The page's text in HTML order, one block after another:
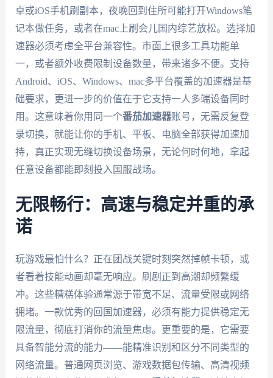
卓或iOS手机刷副本，夜晚回到住所可能打开Windows笔
记本做任务，或者在mac上刷会儿国内综艺放松。选择加
速器必须考虑全平台兼容性。市面上很多工具功能单
一，或者额外收费限制设备数量，带来诸多不便。支持
Android、iOS、Windows、mac多平台覆盖的加速器是基
础要求，更进一步的价值在于它支持一人多端设备同时
用。这意味着你用同一个番茄加速器账号，无需反复登
录切换，就能让你的手机、平板、电脑全部获得加速加
持，真正实现无缝切换设备场景，无论何时何地，拿起
任意设备都能即刻投入国服战场。
无限畅行：高速与稳定并重的承
诺
玩游戏最怕什么？正在团战关键时刻突然掉帧卡顿，或
者看着技能动画却毫无响应。刷剧正到高潮却频繁缓
冲。这些糟糕体验通常源于带宽不足、流量受限或网络
拥堵。一款优秀的回国加速器，必须有能力提供稳定无
限流量，彻底打消你的流量焦虑。更重要的是，它需要
具备智能分流的能力——能精准识别和区分不同类型的
网络流量。普通网页浏览、游戏数据包传输、高清视频